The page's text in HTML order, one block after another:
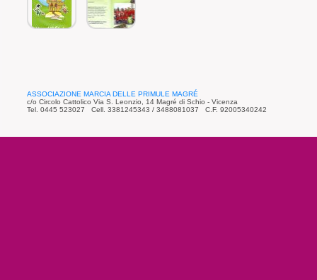
ASSOCIAZIONE MARCIA DELLE PRIMULE MAGRÉ
c/o Circolo Cattolico Via S. Leonzio, 14 Magré di Schio - Vicenza
Tel. 0445 523027 Cell. 3381245343 / 3488081037 C.F. 92005340242